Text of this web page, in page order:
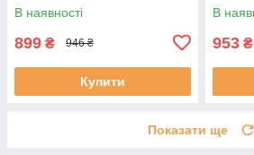
В наявності
899 ₴ 946 ₴
Купити
В
953 ₴
Показати ще